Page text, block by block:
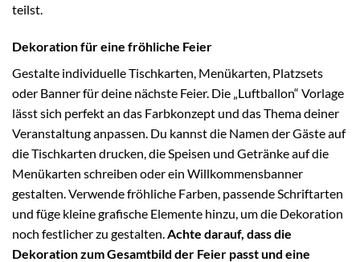
teilst.
Dekoration für eine fröhliche Feier
Gestalte individuelle Tischkarten, Menükarten, Platzsets
oder Banner für deine nächste Feier. Die „Luftballon“ Vorlage
lässt sich perfekt an das Farbkonzept und das Thema deiner
Veranstaltung anpassen. Du kannst die Namen der Gäste auf
die Tischkarten drucken, die Speisen und Getränke auf die
Menükarten schreiben oder ein Willkommensbanner
gestalten. Verwende fröhliche Farben, passende Schriftarten
und füge kleine grafische Elemente hinzu, um die Dekoration
noch festlicher zu gestalten. Achte darauf, dass die
Dekoration zum Gesamtbild der Feier passt und eine